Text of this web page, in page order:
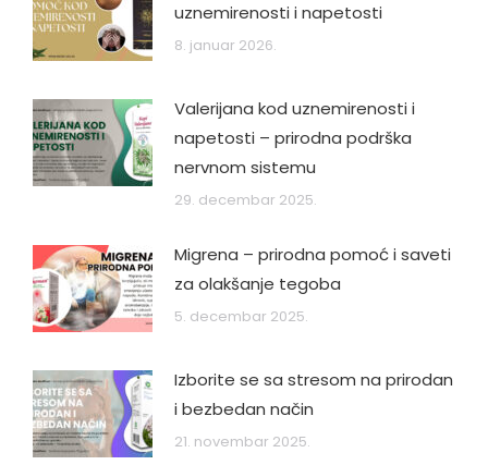
uznemirenosti i napetosti
8. januar 2026.
Valerijana kod uznemirenosti i
napetosti – prirodna podrška
nervnom sistemu
29. decembar 2025.
Migrena – prirodna pomoć i saveti
za olakšanje tegoba
5. decembar 2025.
Izborite se sa stresom na prirodan
i bezbedan način
21. novembar 2025.